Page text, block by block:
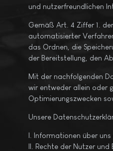
und nutzerfreundlichen
Gemäß Art. 4 Ziffer 1.
automatisierter
das Ordnen, die
der Bereitstellung, den
Mit der nachfolgenden
wir entweder allein oder
Optimierungszwecken
Unsere
I. Informationen über
II. Rechte der Nutzer und